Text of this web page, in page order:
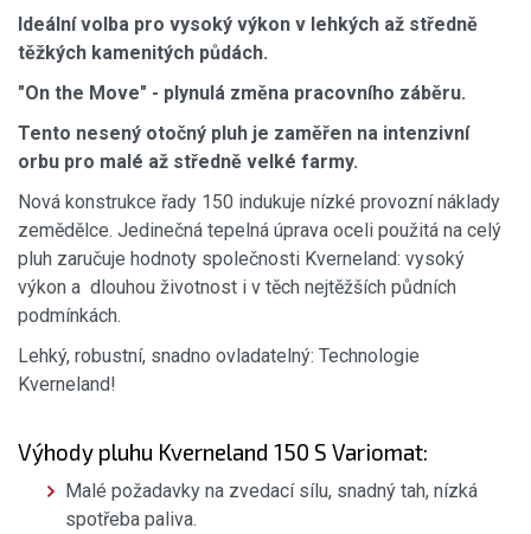
Ideální volba pro vysoký výkon v lehkých až středně
těžkých kamenitých půdách.
"On the Move" - plynulá změna pracovního záběru.
Tento nesený otočný pluh je zaměřen na intenzivní
orbu pro malé až středně velké farmy.
Nová konstrukce řady 150 indukuje nízké provozní náklady
zemědělce. Jedinečná tepelná úprava oceli použitá na celý
pluh zaručuje hodnoty společnosti Kverneland: vysoký
výkon a dlouhou životnost i v těch nejtěžších půdních
podmínkách.
Lehký, robustní, snadno ovladatelný: Technologie
Kverneland!
Výhody pluhu Kverneland 150 S Variomat:
Malé požadavky na zvedací sílu, snadný tah, nízká
spotřeba paliva.